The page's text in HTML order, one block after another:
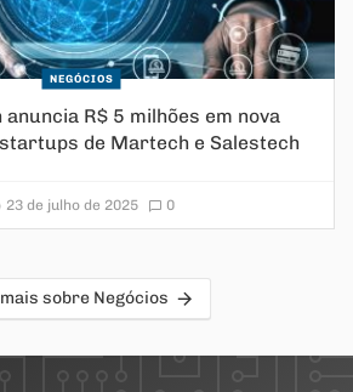
NEGÓCIOS
R$ 5 milhões em nova
de Martech e Salestech
23 de julho de 2025 0
sobre Negócios